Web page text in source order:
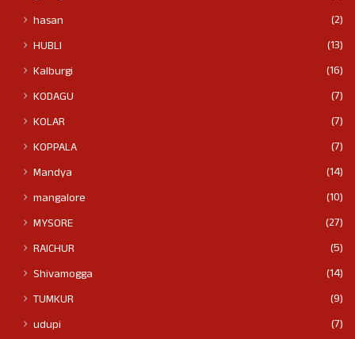
hasan
(2)
HUBLI
(13)
Kalburgi
(16)
KODAGU
(7)
KOLAR
(7)
KOPPALA
(7)
Mandya
(14)
mangalore
(10)
MYSORE
(27)
RAICHUR
(5)
Shivamogga
(14)
TUMKUR
(9)
udupi
(7)